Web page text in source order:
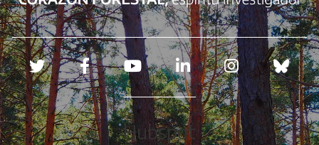
Redes sociales
Hubspot